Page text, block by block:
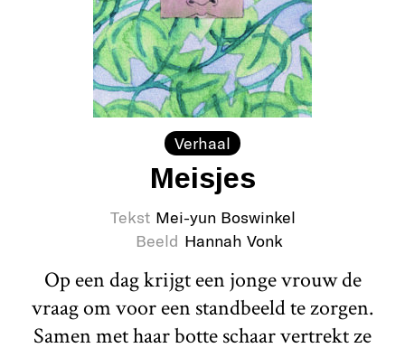
Verhaal
Meisjes
Tekst Mei-yun Boswinkel
Beeld Hannah Vonk
Op een dag krijgt een jonge vrouw de
vraag om voor een standbeeld te zorgen.
Samen met haar botte schaar vertrekt ze